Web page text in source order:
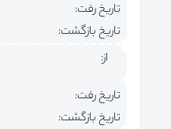
تاریخ رفت:
تاریخ بازگشت:
از:
تاریخ رفت:
تاریخ بازگشت: